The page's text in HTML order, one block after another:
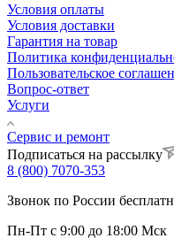
Условия оплаты
Условия доставки
Гарантия на товар
Политика
Пользовательское
Вопрос-ответ
Услуги
Сервис и ремонт
Подписаться на рассылку
8 (800) 7070-353
Звонок по России
Пн-Пт с 9:00 до 18:00 Мск